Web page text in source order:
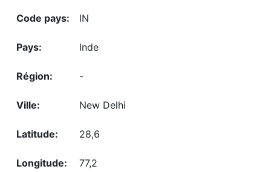
IN
Inde
-
New Delhi
28,6
77,2